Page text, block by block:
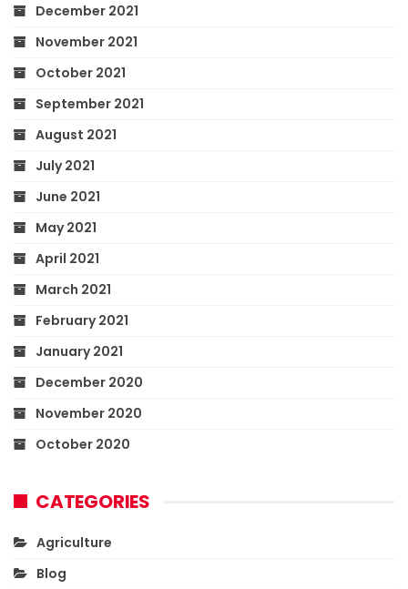
December 2021
November 2021
October 2021
September 2021
August 2021
July 2021
June 2021
May 2021
April 2021
March 2021
February 2021
January 2021
December 2020
November 2020
October 2020
CATEGORIES
Agriculture
Blog